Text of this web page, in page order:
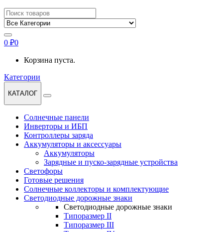
Найти:
0 ₽0
Корзина пуста.
Категории
КАТАЛОГ
Солнечные панели
Инверторы и ИБП
Контроллеры заряда
Аккумуляторы и аксессуары
Аккумуляторы
Зарядные и пуско-зарядные устройства
Светофоры
Готовые решения
Солнечные коллекторы и комплектующие
Светодиодные дорожные знаки
Светодиодные дорожные знаки
Типоразмер II
Типоразмер III